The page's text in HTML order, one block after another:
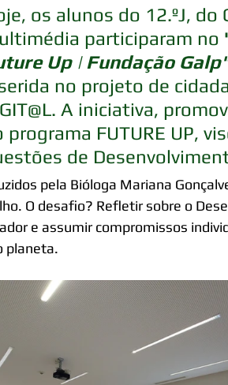
os alunos do 12.ºJ,
participaram no
Up | Fundação
no projeto de
A iniciativa,
programa FUTURE UP,
de
pela Bióloga Mariana
O desafio? Refletir sobre o
e assumir compromissos
planeta.